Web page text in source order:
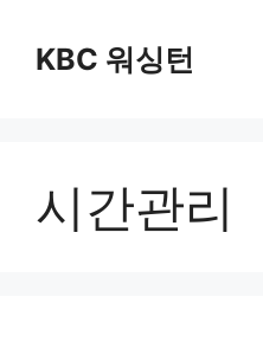
KBC 워싱턴
시간관리